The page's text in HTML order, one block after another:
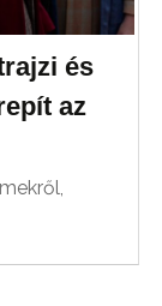
és
az